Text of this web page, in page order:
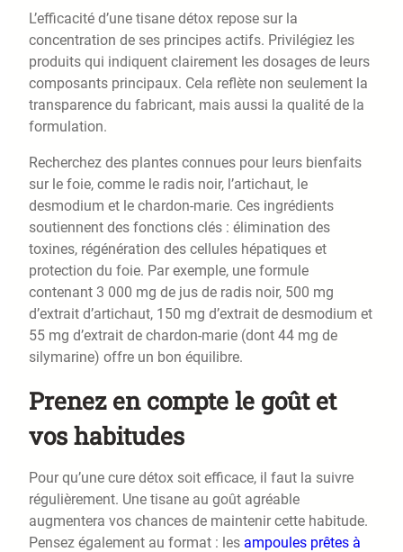
L’efficacité d’une tisane détox repose sur la
concentration de ses principes actifs. Privilégiez les
produits qui indiquent clairement les dosages de leurs
composants principaux. Cela reflète non seulement la
transparence du fabricant, mais aussi la qualité de la
formulation.
Recherchez des plantes connues pour leurs bienfaits
sur le foie, comme le radis noir, l’artichaut, le
desmodium et le chardon-marie. Ces ingrédients
soutiennent des fonctions clés : élimination des
toxines, régénération des cellules hépatiques et
protection du foie. Par exemple, une formule
contenant 3 000 mg de jus de radis noir, 500 mg
d’extrait d’artichaut, 150 mg d’extrait de desmodium et
55 mg d’extrait de chardon-marie (dont 44 mg de
silymarine) offre un bon équilibre.
Prenez en compte le goût et
vos habitudes
Pour qu’une cure détox soit efficace, il faut la suivre
régulièrement. Une tisane au goût agréable
augmentera vos chances de maintenir cette habitude.
Pensez également au format : les ampoules prêtes à